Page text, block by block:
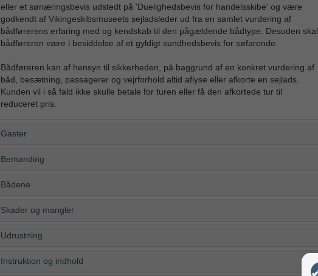
eller et sønæringsbevis udstedt på 'Duelighedsbevis for handelsskibe' og være
godkendt af Vikingeskibsmuseets sejladsleder ud fra en samlet vurdering af
bådførerens erfaring med og kendskab til den pågældende bådtype. Desuden skal
bådføreren være i besiddelse af et gyldigt sundhedsbevis for søfarende.
Bådføreren kan af hensyn til sikkerheden, på baggrund af en konkret vurdering af
båd, besætning, passagerer og vejrforhold altid aflyse eller afkorte en sejlads.
Kunden vil i så fald ikke skulle betale for turen eller få den afkortede tur til
reduceret pris.
Gaster
Bemanding
Bådene
Skader og mangler
Udrustning
Instruktion og indhold